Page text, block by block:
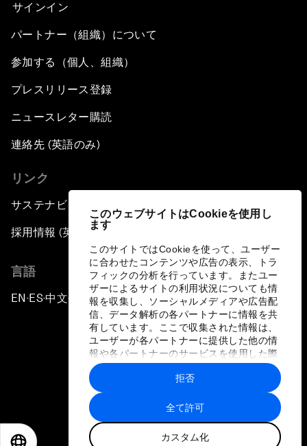
このウェブサイトはCookieを使用し
ます
このサイトではCookieを使って、ユーザー
に合わせたコンテンツや広告の表示、トラ
フィックの分析を行っています。またユー
ザーによるサイトの利用状況についても情
報を収集し、ソーシャルメディアや広告配
信、データ解析の各パートナーに情報を共
有しています。ここで収集された情報は、
ユーザーが各パートナーに提供した他の情
報や各パートナーのサービスを使用した際
に収集された情報と組み合わされ、各パー
トナーによって使用されることがありま
す。
全て許可
カスタム化
拒否
サインイン
パートナー（組織）について
参加する（個人、組織）
プレスリリース登録
ニュースレター購読
連絡先 (英語のみ)
リンク
サステナビリティへの取り組み
採用情報 (英語のみ)
言語
EN ▪ES▪中文▪ 日本語
プライバシーポリシーと利用規約
サイトマップ
©
世界経済フォーラム